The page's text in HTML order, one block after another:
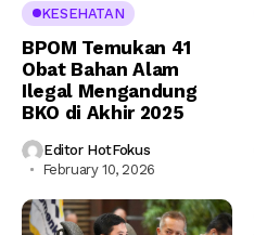
KESEHATAN
BPOM Temukan 41
Obat Bahan Alam
Ilegal Mengandung
BKO di Akhir 2025
Editor HotFokus
February 10, 2026